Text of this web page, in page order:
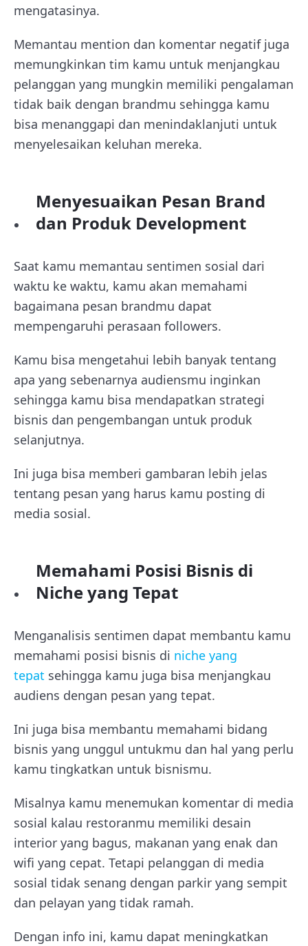
mengatasinya.
Memantau mention dan komentar negatif juga
memungkinkan tim kamu untuk menjangkau
pelanggan yang mungkin memiliki pengalaman
tidak baik dengan brandmu sehingga kamu
bisa menanggapi dan menindaklanjuti untuk
menyelesaikan keluhan mereka.
Menyesuaikan Pesan Brand
dan Produk Development
Saat kamu memantau sentimen sosial dari
waktu ke waktu, kamu akan memahami
bagaimana pesan brandmu dapat
mempengaruhi perasaan followers.
Kamu bisa mengetahui lebih banyak tentang
apa yang sebenarnya audiensmu inginkan
sehingga kamu bisa mendapatkan strategi
bisnis dan pengembangan untuk produk
selanjutnya.
Ini juga bisa memberi gambaran lebih jelas
tentang pesan yang harus kamu posting di
media sosial.
Memahami Posisi Bisnis di
Niche yang Tepat
Menganalisis sentimen dapat membantu kamu
memahami posisi bisnis di niche yang
tepat sehingga kamu juga bisa menjangkau
audiens dengan pesan yang tepat.
Ini juga bisa membantu memahami bidang
bisnis yang unggul untukmu dan hal yang perlu
kamu tingkatkan untuk bisnismu.
Misalnya kamu menemukan komentar di media
sosial kalau restoranmu memiliki desain
interior yang bagus, makanan yang enak dan
wifi yang cepat. Tetapi pelanggan di media
sosial tidak senang dengan parkir yang sempit
dan pelayan yang tidak ramah.
Dengan info ini, kamu dapat meningkatkan